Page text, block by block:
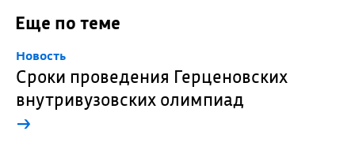
Еще по теме
Новость
Сроки проведения Герценовских
внутривузовских олимпиад
→